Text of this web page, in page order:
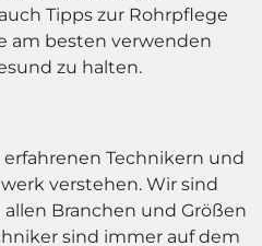
Tipps zur Rohrpflege
am besten verwenden
zu halten.
Technikern und
verstehen. Wir sind
Branchen und Größen
sind immer auf dem